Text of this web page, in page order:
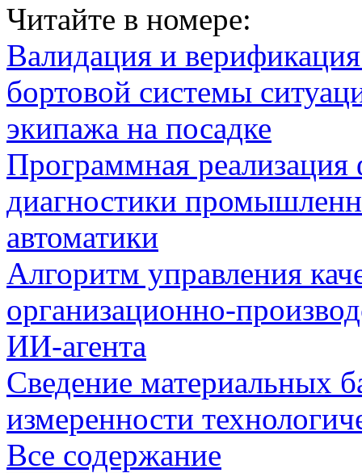
Читайте в номере:
Валидация и
бортовой системы
экипажа на посадке
Программная
диагностики
автоматики
Алгоритм управления
организационно-
ИИ-агента
Сведение материальных
измеренности
Все содержание